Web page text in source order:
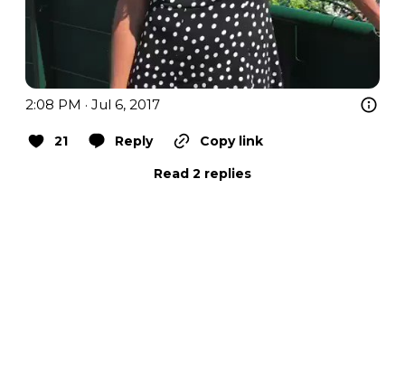
2:08 PM · Jul 6, 2017
21 Reply
Copy link
Read 2 replies